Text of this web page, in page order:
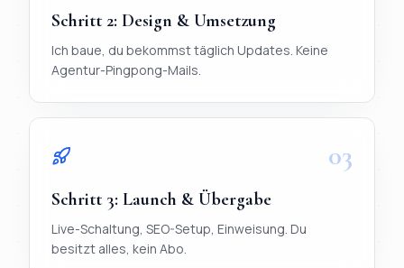
Schritt 2: Design & Umsetzung
Ich baue, du bekommst täglich Updates. Keine
Agentur-Pingpong-Mails.
03
Schritt 3: Launch & Übergabe
Live-Schaltung, SEO-Setup, Einweisung. Du
besitzt alles, kein Abo.